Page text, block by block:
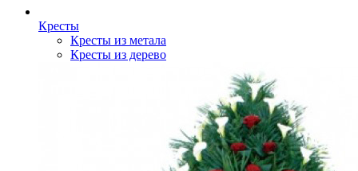
Кресты
Кресты из метала
Кресты из дерево